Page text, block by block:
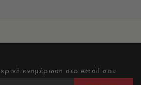
ενημέρωση στο email σου